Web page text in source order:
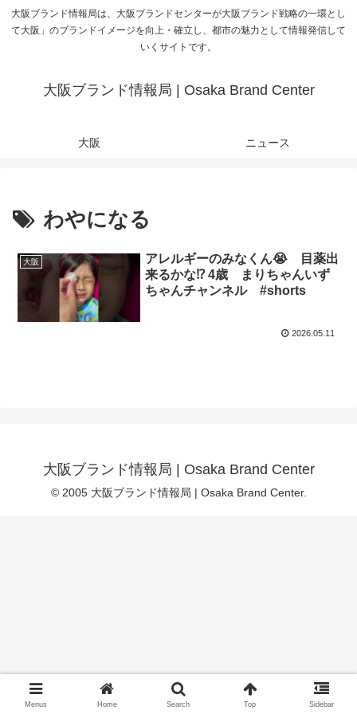
大阪ブランド情報局は、大阪ブランドセンターが大阪ブランド戦略の一環とし
て大阪」のブランドイメージを向上・確立し、都市の魅力として情報発信して
いくサイトです。
大阪ブランド情報局 | Osaka Brand Center
大阪 ニュース
わやになる
大阪
アレルギーのみなくん😭 目薬出
来るかな⁉️ 4歳 まりちゃんいず
ちゃんチャンネル #shorts
2026.05.11
大阪ブランド情報局 | Osaka Brand Center
© 2005 大阪ブランド情報局 | Osaka Brand Center.
Menus Home Search Top Sidebar